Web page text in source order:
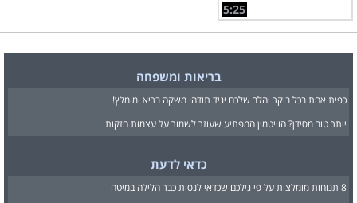
5:25
בריאות ומשפחה
כפית אחת בכל בוקר והלב שלכם יגיד תודה: משקה בריא ומומלץ!
יותר טוב מסידן? הוויטמין המפתיע שעוזר לשמור על עצמות חזקות
כדאי לדעת
8 תנוחות מומלצות על פי גילכם שכדאי לנסות כבר הלילה במיטה